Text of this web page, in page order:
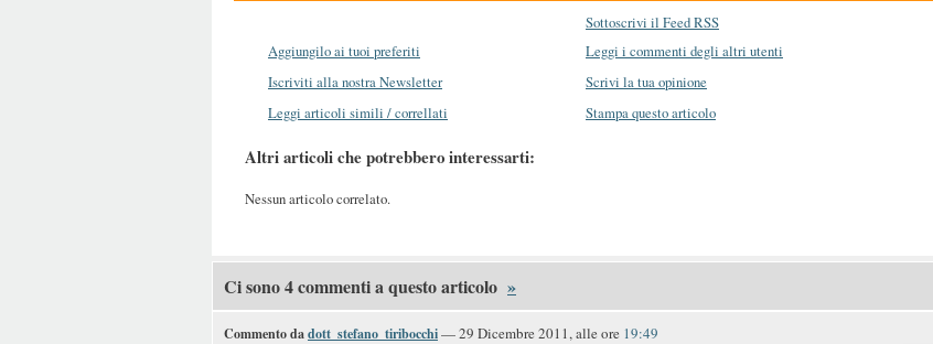
Sottoscrivi il Feed RSS
Aggiungilo ai tuoi preferiti
Leggi i commenti degli altri utenti
Iscriviti alla nostra Newsletter
Scrivi la tua opinione
Leggi articoli simili / correllati
Stampa questo articolo
Altri articoli che potrebbero interessarti:
Nessun articolo correlato.
Ci sono 4 commenti a questo articolo »
Commento dadott_stefano_tiribocchi— 29 Dicembre 2011, alle ore 19:49